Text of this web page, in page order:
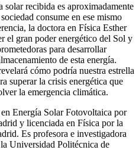
solar recibida es aproximadamente
consume en ese mismo
la doctora en Física Esther
el gran poder energético del Sol y
para desarrollar
de esta energía.
cómo podría nuestra estrella
superar la crisis energética que
la emergencia climática.
Energía Solar Fotovoltaica por
y licenciada en Física por la
Es profesora e investigadora
Universidad Politécnica de